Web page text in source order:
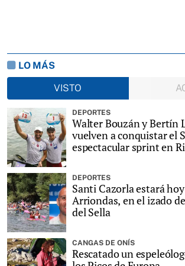
LO MÁS
VISTO
DEPORTES
Walter Bouzán y Bertín
vuelven a conquistar el
espectacular sprint en
DEPORTES
Santi Cazorla estará
Arriondas, en el izado
del Sella
CANGAS DE ONÍS
Rescatado un